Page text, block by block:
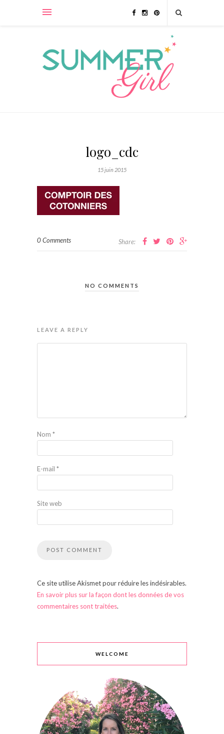
logo_cdc
15 juin 2015
0 Comments Share:
NO COMMENTS
LEAVE A REPLY
Nom *
E-mail *
Site web
Ce site utilise Akismet pour réduire les indésirables.
En savoir plus sur la façon dont les données de vos
commentaires sont traitées.
WELCOME